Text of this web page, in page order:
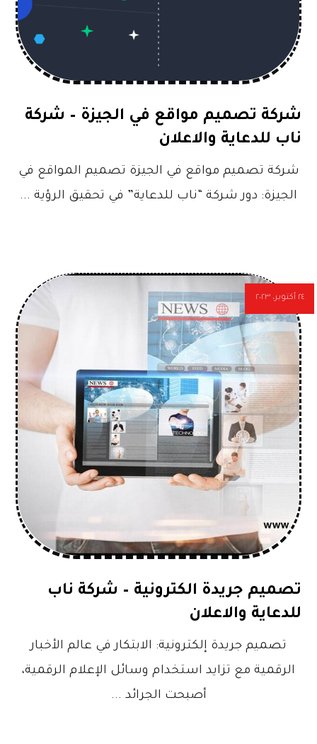
شركة تصميم مواقع في الجيزة – شركة
ناب للدعاية والاعلان
شركة تصميم مواقع في الجيزة تصميم المواقع في
الجيزة: دور شركة “ناب للدعاية” في تحقيق الرؤية ...
تصميم جريدة الكترونية – شركة ناب
للدعاية والاعلان
٢٤ أكتوبر، ٢٠٢٣
تصميم جريدة إلكترونية: الابتكار في عالم الأخبار
الرقمية مع تزايد استخدام وسائل الإعلام الرقمية،
أصبحت الجرائد ...